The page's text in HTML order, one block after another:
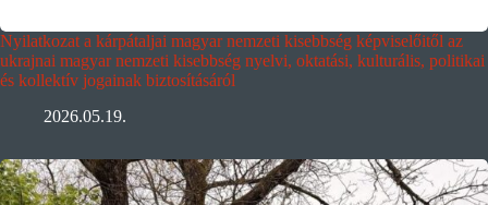
Nyilatkozat a kárpátaljai magyar nemzeti kisebbség képviselőitől az
ukrajnai magyar nemzeti kisebbség nyelvi, oktatási, kulturális, politikai
és kollektív jogainak biztosításáról
2026.05.19.